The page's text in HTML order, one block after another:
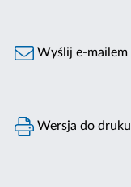
Wyślij e-mailem
Wersja do druku